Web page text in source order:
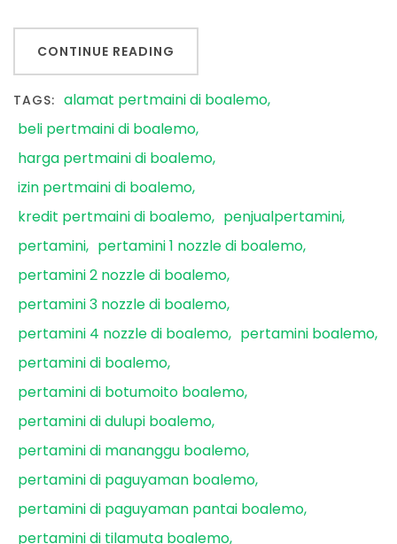
CONTINUE READING
TAGS: alamat pertmaini di boalemo
beli pertmaini di boalemo
harga pertmaini di boalemo
izin pertmaini di boalemo
kredit pertmaini di boalemo
penjualpertamini
pertamini
pertamini 1 nozzle di boalemo
pertamini 2 nozzle di boalemo
pertamini 3 nozzle di boalemo
pertamini 4 nozzle di boalemo
pertamini boalemo
pertamini di boalemo
pertamini di botumoito boalemo
pertamini di dulupi boalemo
pertamini di mananggu boalemo
pertamini di paguyaman boalemo
pertamini di paguyaman pantai boalemo
pertamini di tilamuta boalemo